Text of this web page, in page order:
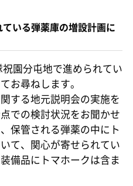
いる弾薬庫の増設計画に
祝園分屯地で進められてい
お尋ねします。
する地元説明会の実施を
での検討状況をお聞かせ
保管される弾薬の中にト
て、関心が寄せられてい
備品にトマホークは含ま